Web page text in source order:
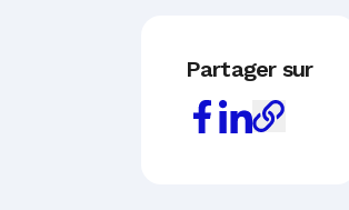
Partager sur